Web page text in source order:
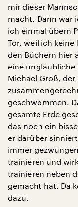
mir dieser
macht. Dann war
ich einmal übern
Tor, weil ich
den Büchern hier
eine unglaubliche
Michael Groß, der
geschwommen.
gesamte Erde
das noch ein
er darüber
immer
trainieren und
trainieren neben
gemacht hat. Da
dazu.